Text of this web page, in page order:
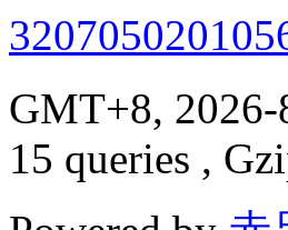
GMT+8, 2026-
15 queries ,